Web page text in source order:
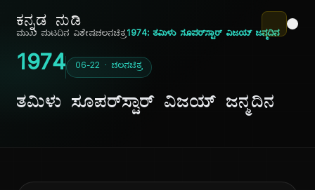
ಕನ್ನಡ ನುಡಿ
ಮುಖ ಪುಟದಿನ ವಿಶೇಷಚಲನಚಿತ್ರ1974: ತಮಿಳು ಸೂಪರ್‌ಸ್ಟಾರ್ ವಿಜಯ್ ಜನ್ಮದಿನ
1974 06-22 · ಚಲನಚಿತ್ರ
ತಮಿಳು ಸೂಪರ್‌ಸ್ಟಾರ್ ವಿಜಯ್ ಜನ್ಮದಿನ